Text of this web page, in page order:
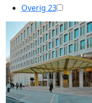
Overig 23